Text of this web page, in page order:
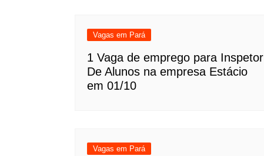
Vagas em Pará
1 Vaga de emprego para Inspetor
De Alunos na empresa Estácio
em 01/10
Vagas em Pará